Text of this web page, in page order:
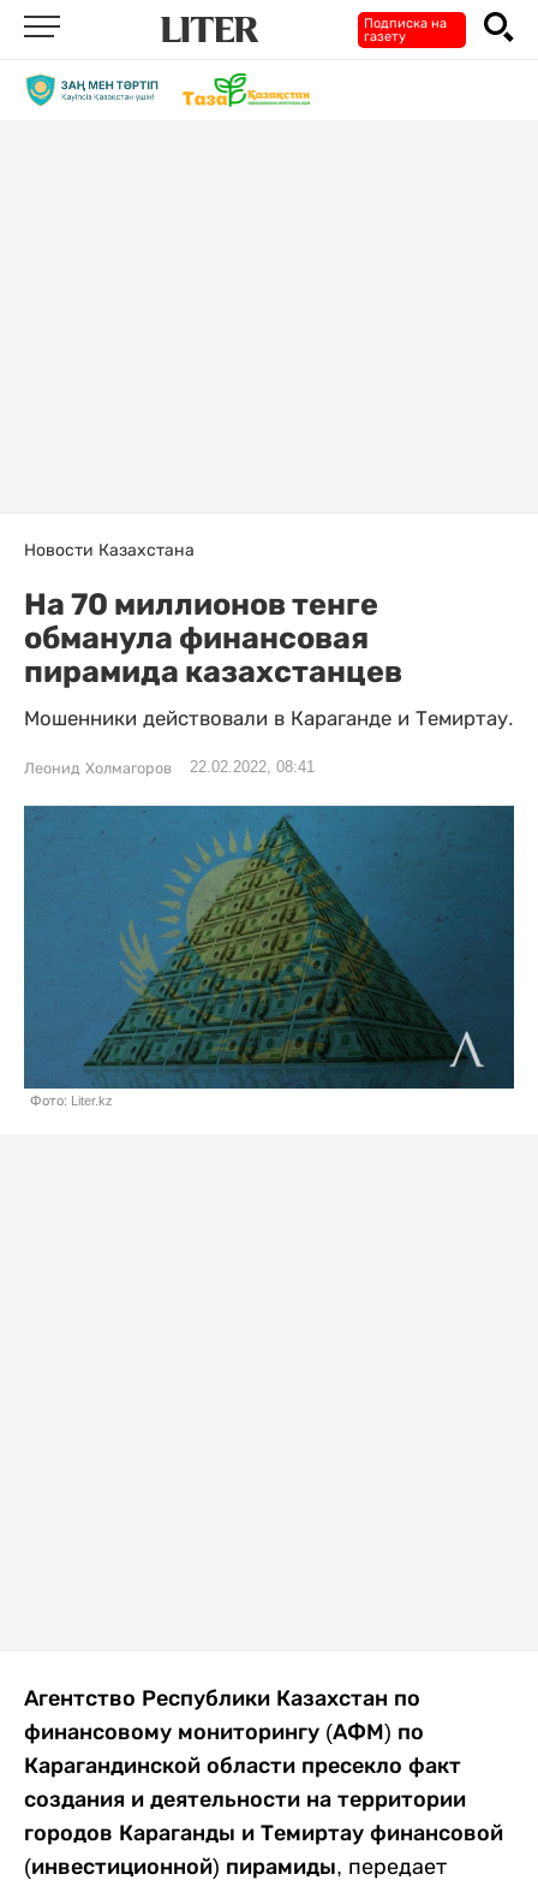
Подписка на
газету
Новости Казахстана
На 70 миллионов тенге
обманула финансовая
пирамида казахстанцев
Мошенники действовали в Караганде и Темиртау.
Леонид Холмагоров 22.02.2022, 08:41
Фото: Liter.kz
Агентство Республики Казахстан по
финансовому мониторингу (АФМ) по
Карагандинской области пресекло факт
создания и деятельности на территории
городов Караганды и Темиртау финансовой
(инвестиционной) пирамиды, передает